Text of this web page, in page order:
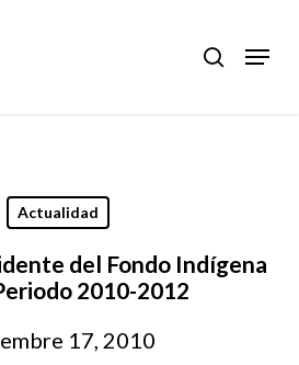
search
Menu
Actualidad
del Fondo Indígena
2010-2012
17, 2010
Close